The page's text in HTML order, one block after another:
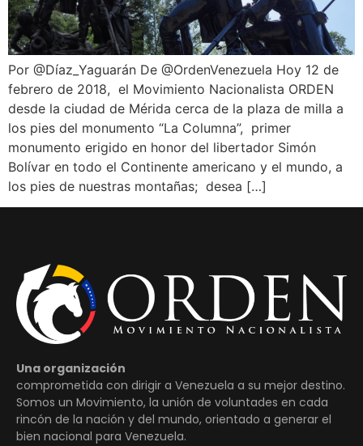
Por @Díaz_Yaguarán De @OrdenVenezuela Hoy 12 de
febrero de 2018, el Movimiento Nacionalista ORDEN
desde la ciudad de Mérida cerca de la plaza de milla a
los pies del monumento “La Columna”, primer
monumento erigido en honor del libertador Simón
Bolívar en todo el Continente americano y el mundo, a
los pies de nuestras montañas; desea […]
Una organización
comprometida con dirigir a Venezuela a su mejor destino.
Somos un Movimiento, la unión de voluntades en cada
rincón de la nación y del mundo, orientado a generar el
bien nacional para Venezuela.